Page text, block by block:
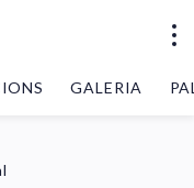
GALERIA